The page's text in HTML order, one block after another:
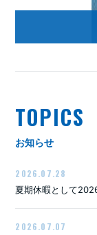
TOPICS
お知らせ
2026.07.28
夏期休暇として
2026.07.07